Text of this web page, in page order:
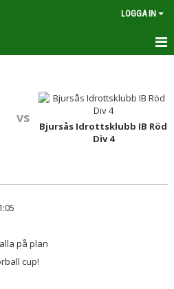
LOGGA IN
vs
Bjursås Idrottsklubb IB Röd
Div 4
på plan
cup!